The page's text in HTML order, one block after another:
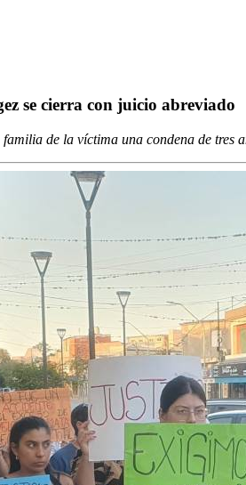
se cierra con juicio abreviado
de la víctima una condena de tres